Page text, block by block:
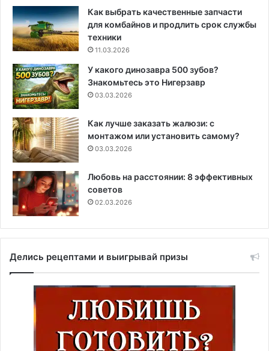
Как выбрать качественные запчасти
для комбайнов и продлить срок службы
техники
11.03.2026
У какого динозавра 500 зубов?
Знакомьтесь это Нигерзавр
03.03.2026
Как лучше заказать жалюзи: с
монтажом или установить самому?
03.03.2026
Любовь на расстоянии: 8 эффективных
советов
02.03.2026
Делись рецептами и выигрывай призы